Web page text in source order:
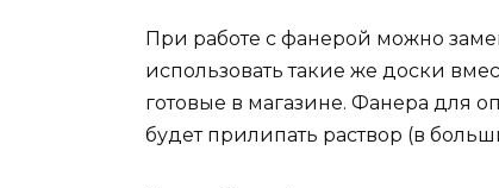
При работе с фанерой можно
использовать такие же доски
готовые в магазине. Фанера для
будет прилипать раствор (в